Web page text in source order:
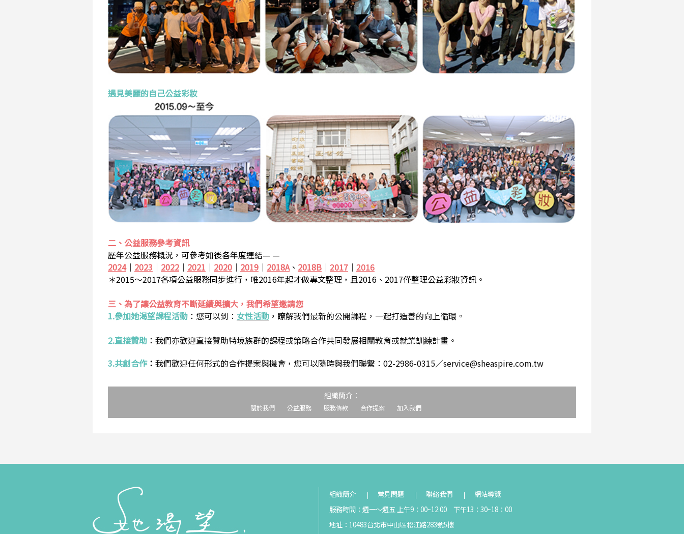
遇見美麗的自己公益彩妝
二、公益服務參考資訊
歷年公益服務概況，可參考如後各年度連結— —
2024｜ 2023 ｜ 2022 ｜ 2021 ｜ 2020 ｜ 2019 ｜ 2018A、 2018B ｜ 2017 ｜ 2016
＊2015～2017各項公益服務同步進行，唯2016年起才做專文整理，且2016、2017僅整理公益彩妝資訊。
三、為了讓公益教育不斷延續與擴大，我們希望邀請您
1.參加她渴望課程活動 ： 您可以到： 女性活動 ，瞭解我們最新的公開課程，一起打造善的向上循環。
2.直接贊助 ： 我們亦歡迎直接贊助特境族群的課程或策略合作共同發展相關教育或就業訓練計畫。
3.共創合作： 我們歡迎任何形式的合作提案與機會，您可以隨時與我們聯繫：02-2986-0315／service@sheaspire.com.tw
組織簡介：
關於我們 公益服務 服務條款 合作提案 加入我們
組織簡介 常見問題 聯絡我們
網站導覽
服務時間：週一～週五 上午9：00~12:00 下午13：30~18：00
地址：10483台北市中山區松江路283號5樓